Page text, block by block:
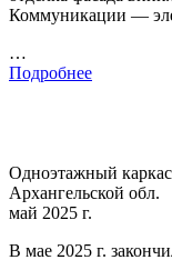
Коммуникации —
…
Подробнее
Одноэтажный
Архангельской обл.
май 2025 г.
В мае 2025 г.